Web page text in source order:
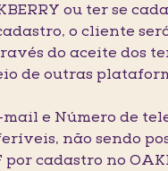
ou ter se
o cliente
do aceite dos
de outras
mail e Número de
não sendo
cadastro no